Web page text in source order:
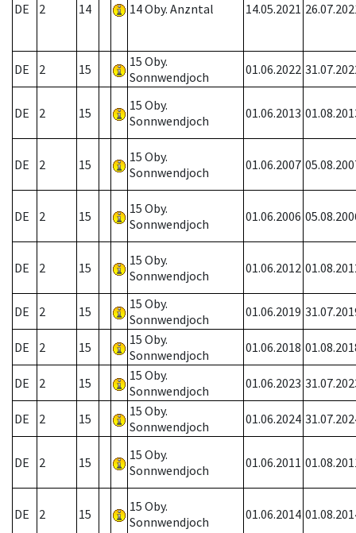
DE 2 14 14 Oby. Anzntal 14.05.2021
DE 2 15
15 Oby.
Sonnwendjoch
01.06.2022
DE 2 15
15 Oby.
Sonnwendjoch
01.06.2013
DE 2 15
15 Oby.
Sonnwendjoch
01.06.2007
DE 2 15
15 Oby.
Sonnwendjoch
01.06.2006
DE 2 15
15 Oby.
Sonnwendjoch
01.06.2012
DE 2 15
15 Oby.
Sonnwendjoch
01.06.2019
DE 2 15
15 Oby.
Sonnwendjoch
01.06.2018
DE 2 15
15 Oby.
Sonnwendjoch
01.06.2023
DE 2 15
15 Oby.
Sonnwendjoch
01.06.2024
DE 2 15
15 Oby.
Sonnwendjoch
01.06.2011
DE 2 15
15 Oby.
Sonnwendjoch
01.06.2014